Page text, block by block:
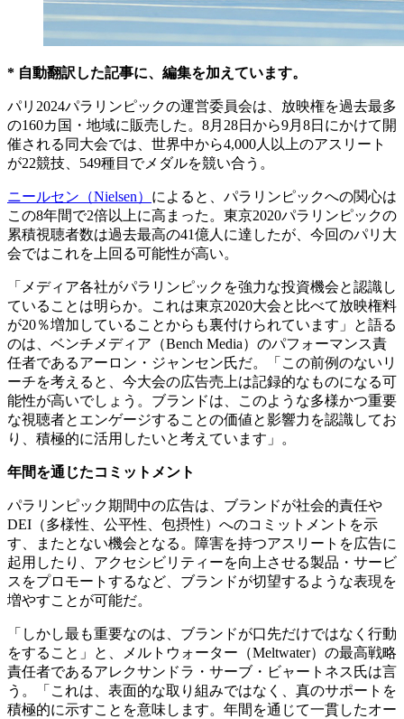
* 自動翻訳した記事に、編集を加えています。
パリ2024パラリンピックの運営委員会は、放映権を過去最多
の160カ国・地域に販売した。8月28日から9月8日にかけて開
催される同大会では、世界中から4,000人以上のアスリート
が22競技、549種目でメダルを競い合う。
ニールセン（Nielsen） によると、パラリンピックへの関心は
この8年間で2倍以上に高まった。東京2020パラリンピックの
累積視聴者数は過去最高の41億人に達したが、今回のパリ大
会ではこれを上回る可能性が高い。
「メディア各社がパラリンピックを強力な投資機会と認識し
ていることは明らか。これは東京2020大会と比べて放映権料
が20％増加していることからも裏付けられています」と語る
のは、ベンチメディア（Bench Media）のパフォーマンス責
任者であるアーロン・ジャンセン氏だ。「この前例のないリ
ーチを考えると、今大会の広告売上は記録的なものになる可
能性が高いでしょう。ブランドは、このような多様かつ重要
な視聴者とエンゲージすることの価値と影響力を認識してお
り、積極的に活用したいと考えています」。
年間を通じたコミットメント
パラリンピック期間中の広告は、ブランドが社会的責任や
DEI（多様性、公平性、包摂性）へのコミットメントを示
す、またとない機会となる。障害を持つアスリートを広告に
起用したり、アクセシビリティーを向上させる製品・サービ
スをプロモートするなど、ブランドが切望するような表現を
増やすことが可能だ。
「しかし最も重要なのは、ブランドが口先だけではなく行動
をすること」と、メルトウォーター（Meltwater）の最高戦略
責任者であるアレクサンドラ・サーブ・ビャートネス氏は言
う。「これは、表面的な取り組みではなく、真のサポートを
積極的に示すことを意味します。年間を通じて一貫したオー